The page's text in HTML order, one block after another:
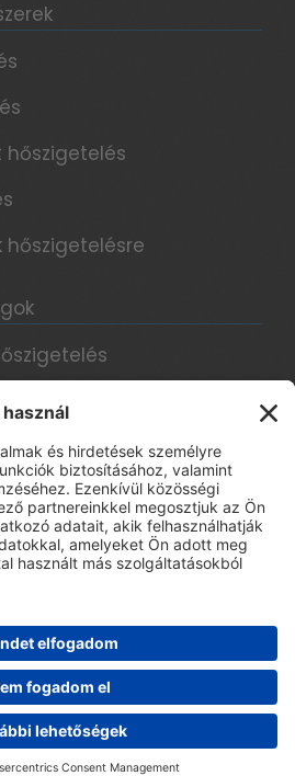
hőszigetelés
hőszigetelésre
blog
- Totalby HashThemes